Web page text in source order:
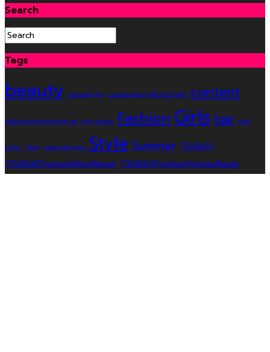
Search
Tags
beauty CetaphilTH Cetaphilสมการผิวสุขภาพดี content
data:text/mce-internal eye cream FashionGirls hair hair
color Olay salonathome Style Summer TSUBAKI
TSUBAKIPremiumMoistRepair TSUBAKIPremiumVolumeRepair